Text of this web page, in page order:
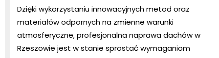
Dzięki wykorzystaniu innowacyjnych metod oraz
materiałów odpornych na zmienne warunki
atmosferyczne, profesjonalna naprawa dachów w
Rzeszowie jest w stanie sprostać wymaganiom